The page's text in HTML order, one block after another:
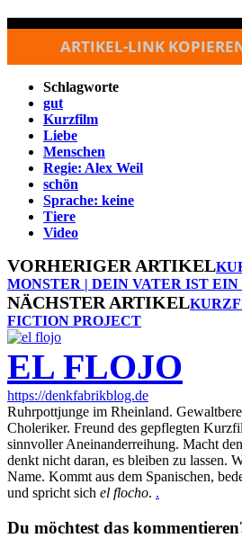
ARTIKEL-LINK
Schlagworte
gut
Kurzfilm
Liebe
Menschen
Regie: Alex Weil
schön
Sprache: keine
Tiere
Video
VORHERIGER ARTIKEL
MONSTER | DEIN VATER IST EIN
NÄCHSTER ARTIKEL
FICTION PROJECT
EL FLOJO
https://denkfabrikblog.de
Ruhrpottjunge im Rheinland.
Choleriker. Freund des gepflegten
sinnvoller Aneinanderreihung. Macht
denkt nicht daran, es bleiben zu lassen.
Name. Kommt aus dem Spanischen,
und spricht sich el flocho. .
Du möchtest das